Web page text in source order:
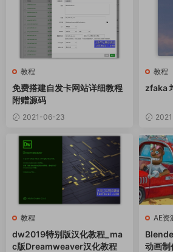
教程
免费搭建自发卡网站详细教程
附赠源码
2021-06-23
教程
zfaka
教程
dw2019特别版汉化教程_ma
c版Dreamweaver汉化教程
AE资
动画制